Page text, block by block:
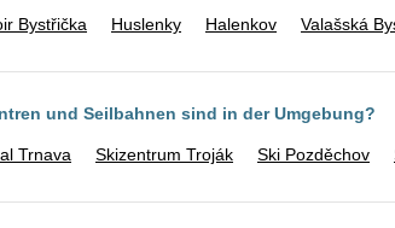
Bystřička Huslenky Halenkov Valašská
und Seilbahnen sind in der Umgebung?
Trnava Skizentrum Troják Ski Pozděchov